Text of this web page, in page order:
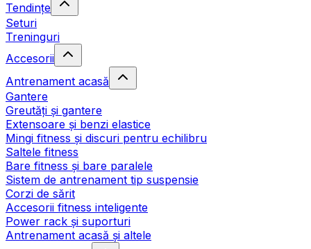
Tendințe
Seturi
Treninguri
Accesorii
Antrenament acasă
Gantere
Greutăți și gantere
Extensoare și benzi elastice
Mingi fitness și discuri pentru echilibru
Saltele fitness
Bare fitness și bare paralele
Sistem de antrenament tip suspensie
Corzi de sărit
Accesorii fitness inteligente
Power rack și suporturi
Antrenament acasă și altele